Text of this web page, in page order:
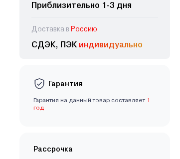
Приблизительно 1-3 дня
Доставка в Россию
СДЭК, ПЭК индивидуально
Гарантия
Гарантия на данный товар составляет 1
год
Рассрочка